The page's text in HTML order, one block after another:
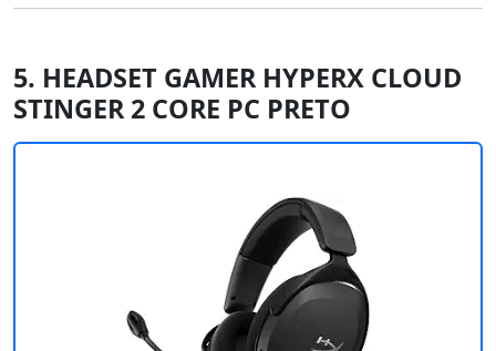
5. HEADSET GAMER HYPERX CLOUD
STINGER 2 CORE PC PRETO